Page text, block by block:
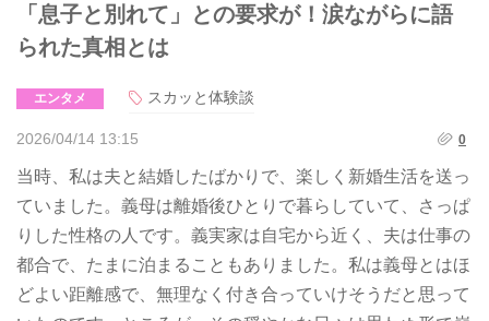
「息子と別れて」との要求が！涙ながらに語
られた真相とは
エンタメ スカッと体験談
2026/04/14 13:15 0
当時、私は夫と結婚したばかりで、楽しく新婚生活を送っ
ていました。義母は離婚後ひとりで暮らしていて、さっぱ
りした性格の人です。義実家は自宅から近く、夫は仕事の
都合で、たまに泊まることもありました。私は義母とはほ
どよい距離感で、無理なく付き合っていけそうだと思って